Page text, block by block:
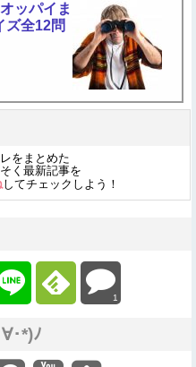
ッパイま
ズ全12問
をまとめた
く最新記事を
してチェックしよう！
1
･*)ﾉ